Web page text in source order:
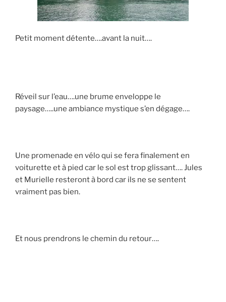
Petit moment détente….avant la nuit….
Réveil sur l’eau….une brume enveloppe le
paysage…..une ambiance mystique s’en dégage….
Une promenade en vélo qui se fera finalement en
voiturette et à pied car le sol est trop glissant…. Jules
et Murielle resteront à bord car ils ne se sentent
vraiment pas bien.
Et nous prendrons le chemin du retour….